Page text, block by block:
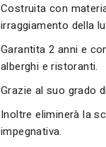
Costruita con
irraggiamento della
Garantita 2 anni e
alberghi e ristoranti.
Grazie al suo grado
Inoltre eliminerà la
impegnativa.